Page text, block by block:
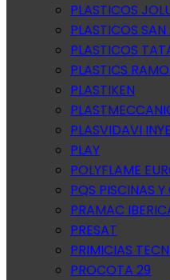
PLASTICOS
PLASTICOS
PLASTICOS
PLASTICS
PLASTIKEN
PLASVIDAVI
PLAY
POLYFLAME
PQS PISCINAS
PRAMAC
PRESAT
PRIMICIAS
PROCOTA 29